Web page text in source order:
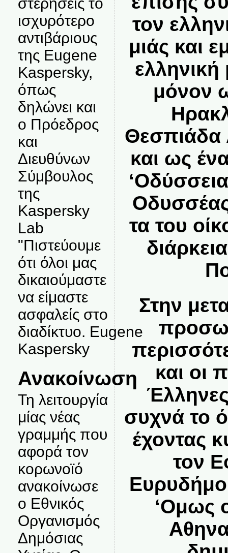
ισχυρότερο
αντιβάριους
της Eugene
Kaspersky,
όπως
δηλώνει και
ο Πρόεδρος
και
Διευθύνων
Σύμβουλος
της
Kaspersky
Lab
"Πιστεύουμε
ότι όλοι μας
δικαιούμαστε
να είμαστε
ασφαλείς στο
διαδίκτυο. Eugene
Kaspersky
Ανακοίνωση
Τη λειτουργία
μίας νέας
γραμμής που
αφορά τον
κορωνοϊό
ανακοίνωσε
ο Εθνικός
Οργανισμός
Δημόσιας
τον
μιάς και
ελληνική
μόνον
και ως
τα του
Στην
και οι
συχνά το
έχοντας
τον
‘Ομως